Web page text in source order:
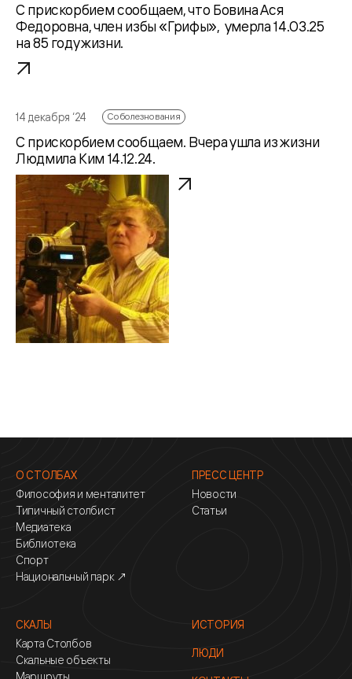
С прискорбием сообщаем, что Бовина Ася
Федоровна, член избы «Грифы», умерла 14.03.25
на 85 году жизни.
14 декабря ‘24 Соболезнования
С прискорбием сообщаем. Вчера ушла из жизни
Людмила Ким 14.12.24.
О СТОЛБАХ
Философия и менталитет
Типичный столбист
Медиатека
Библиотека
Спорт
Национальный парк ↗
ПРЕСС ЦЕНТР
Новости
Статьи
СКАЛЫ
Карта Столбов
Скальные объекты
Маршруты
ИСТОРИЯ
ЛЮДИ